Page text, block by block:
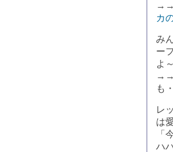
→→
カ
み
ー
よ
→→
も
レ
は
「
ハ